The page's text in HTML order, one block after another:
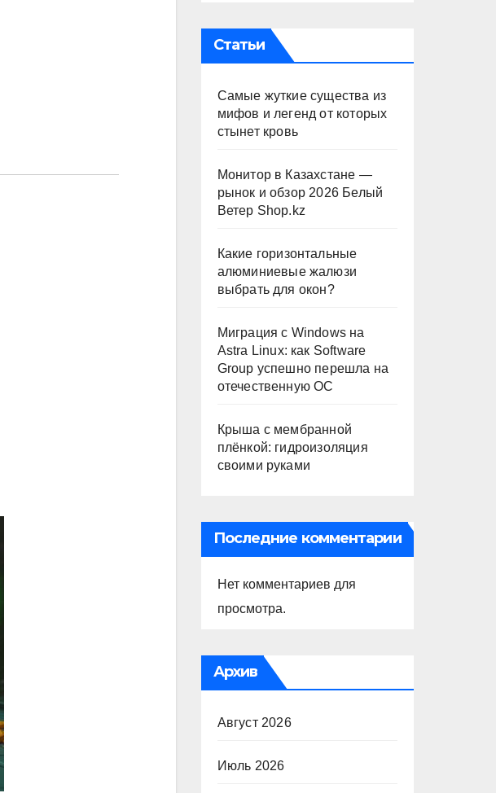
Статьи
Самые жуткие существа из
мифов и легенд от которых
стынет кровь
Монитор в Казахстане —
рынок и обзор 2026 Белый
Ветер Shop.kz
Какие горизонтальные
алюминиевые жалюзи
выбрать для окон?
Миграция с Windows на
Astra Linux: как Software
Group успешно перешла на
отечественную ОС
Крыша с мембранной
плёнкой: гидроизоляция
своими руками
Последние комментарии
Нет комментариев для
просмотра.
Архив
Август 2026
Июль 2026